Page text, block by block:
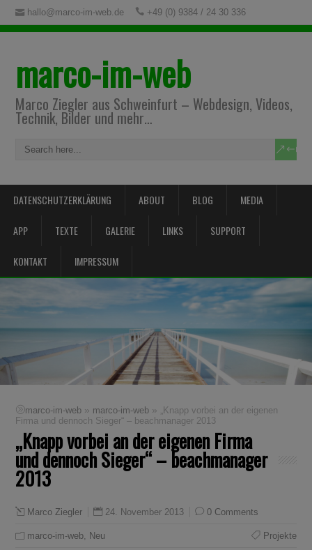
hallo@marco-im-web.de +49 (0) 9384 / 24 30 336
marco-im-web
Marco Ziegler aus Schweinfurt – Webdesign, Videos,
Technik, Bilder und mehr…
DATENSCHUTZERKLÄRUNG ABOUT BLOG MEDIA
APP TEXTE GALERIE LINKS SUPPORT
KONTAKT IMPRESSUM
marco-im-web » marco-im-web » „Knapp vorbei an der eigenen
Firma und dennoch Sieger“ – beachmanager 2013
„Knapp vorbei an der eigenen Firma
und dennoch Sieger“ – beachmanager
2013
Marco Ziegler 24. November 2013 0 Comments
marco-im-web, Neu Projekte